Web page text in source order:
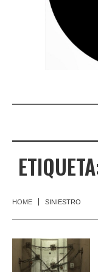
HOME SINIESTRO